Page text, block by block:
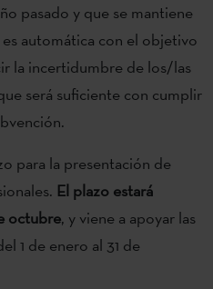
pasado y que se mantiene
automática con el objetivo
la incertidumbre de los/las
será suficiente con cumplir
para la presentación de
El plazo estará
octubre, y viene a apoyar las
1 de enero al 31 de